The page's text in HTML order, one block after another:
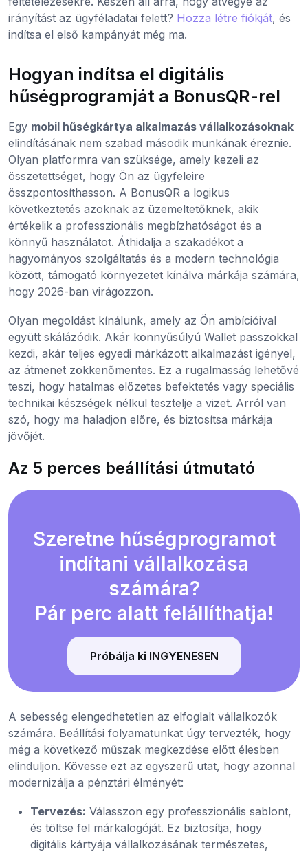
irányítást az ügyféladatai felett? Hozza létre fiókját, és
indítsa el első kampányát még ma.
Hogyan indítsa el digitális
hűségprogramját a BonusQR-rel
Egy mobil hűségkártya alkalmazás vállalkozásoknak
elindításának nem szabad második munkának éreznie.
Olyan platformra van szüksége, amely kezeli az
összetettséget, hogy Ön az ügyfeleire
összpontosíthasson. A BonusQR a logikus
következtetés azoknak az üzemeltetőknek, akik
értékelik a professzionális megbízhatóságot és a
könnyű használatot. Áthidalja a szakadékot a
hagyományos szolgáltatás és a modern technológia
között, támogató környezetet kínálva márkája számára,
hogy 2026-ban virágozzon.
Olyan megoldást kínálunk, amely az Ön ambícióival
együtt skálázódik. Akár könnyűsúlyú Wallet passzokkal
kezdi, akár teljes egyedi márkázott alkalmazást igényel,
az átmenet zökkenőmentes. Ez a rugalmasság lehetővé
teszi, hogy hatalmas előzetes befektetés vagy speciális
technikai készségek nélkül tesztelje a vizet. Arról van
szó, hogy ma haladjon előre, és biztosítsa márkája
jövőjét.
Az 5 perces beállítási útmutató
Szeretne hűségprogramot
indítani vállalkozása
számára?
Pár perc alatt felállíthatja!
Próbálja ki INGYENESEN
A sebesség elengedhetetlen az elfoglalt vállalkozók
számára. Beállítási folyamatunkat úgy tervezték, hogy
még a következő műszak megkezdése előtt élesben
elinduljon. Kövesse ezt az egyszerű utat, hogy azonnal
modernizálja a pénztári élményét:
Tervezés: Válasszon egy professzionális sablont,
és töltse fel márkalogóját. Ez biztosítja, hogy
digitális kártyája vállalkozásának természetes,